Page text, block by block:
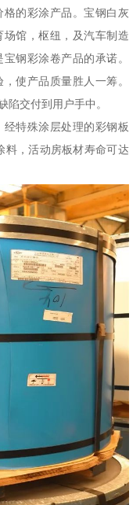
的彩涂产品。宝钢白灰
馆，枢纽，及汽车制造
钢彩涂卷产品的承诺。
使产品质量胜人一筹。
陷交付到用户手中。
特殊涂层处理的彩钢板
料，活动房板材寿命可达